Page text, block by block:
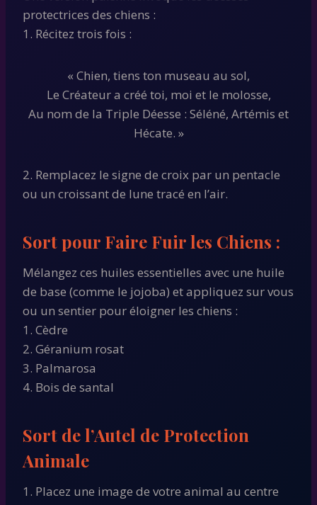
protectrices des chiens :
1. Récitez trois fois :
« Chien, tiens ton museau au sol,
Le Créateur a créé toi, moi et le molosse,
Au nom de la Triple Déesse : Séléné, Artémis et
Hécate. »
2. Remplacez le signe de croix par un pentacle
ou un croissant de lune tracé en l’air.
Sort pour Faire Fuir les Chiens :
Mélangez ces huiles essentielles avec une huile
de base (comme le jojoba) et appliquez sur vous
ou un sentier pour éloigner les chiens :
1. Cèdre
2. Géranium rosat
3. Palmarosa
4. Bois de santal
Sort de l’Autel de Protection
Animale
1. Placez une image de votre animal au centre